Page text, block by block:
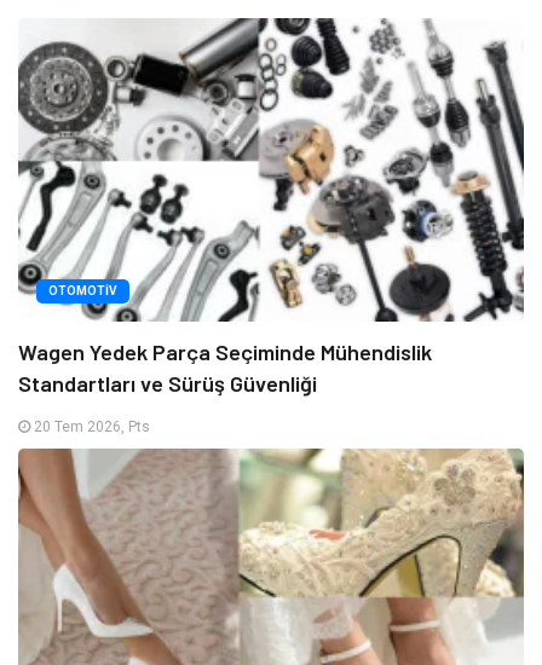
OTOMOTIV
Wagen Yedek Parça Seçiminde Mühendislik
Standartları ve Sürüş Güvenliği
20 Tem 2026, Pts